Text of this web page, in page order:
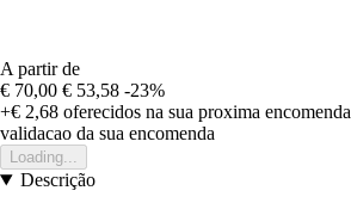
A partir de
€ 70,00 € 53,58 -23%
+€ 2,68 oferecidos na sua proxima encomenda
validacao da sua encomenda
Loading...
Descrição